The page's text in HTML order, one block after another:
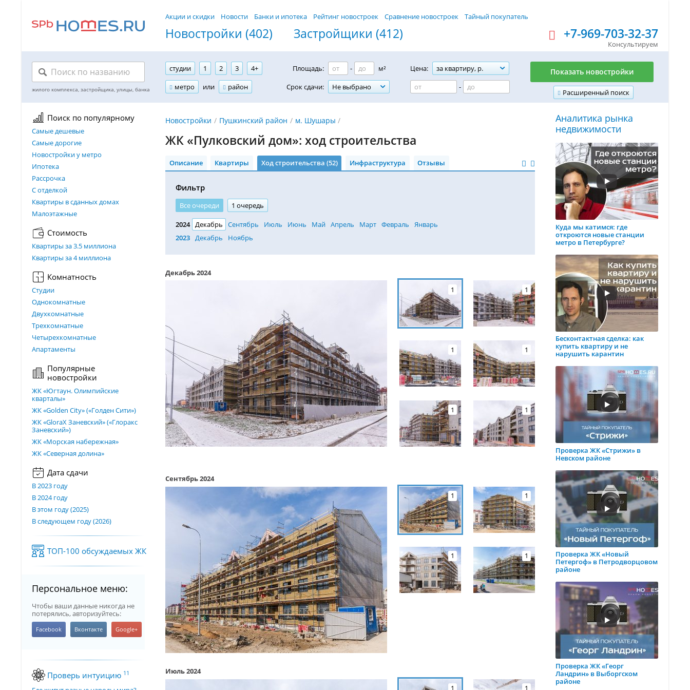
Акции и скидки Новости Банки и ипотека Рейтинг новостроек Сравнение новостроек Тайный покупатель
Новостройки (402) Застройщики (412) +7-969-703-32-37
Консультируем
студии 1 2 3
4+
метро
или район
Площадь: -
м²
Срок сдачи:
Не выбрано
Цена:
за квартиру, р.
-
Расширенный поиск
Показать новостройки
Поиск по популярному
Самые дешевые
Самые дорогие
Новостройки у метро
Ипотека
Рассрочка
С отделкой
Квартиры в сданных домах
Малоэтажные
Стоимость
Квартиры за 3.5 миллиона
Квартиры за 4 миллиона
Комнатность
Студии
Однокомнатные
Двухкомнатные
Трехкомнатные
Четырехкомнатные
Апартаменты
Популярные
новостройки
ЖК «Югтаун. Олимпийские
кварталы»
ЖК «Golden City» («Голден Сити»)
ЖК «GloraX Заневский»​ («Глоракс
Заневский»)
ЖК «Морская набережная»
ЖК «Северная долина»
Дата сдачи
В 2023 году
В 2024 году
В этом году (2025)
В следующем году (2026)
ТОП-100 обсуждаемых ЖК
Персональное меню:
Чтобы ваши данные никогда не
потерялись, авторизуйтесь:
Проверь интуицию 11
Новостройки Пушкинский район м. Шушары
ЖК «Пулковский дом»: ход строительства
Описание Квартиры Ход строительства (52) Инфраструктура Отзывы
Фильтр
Все очереди 1 очередь
2024 Декабрь Сентябрь Июль Июнь Май Апрель Март Февраль
Январь
2023
Декабрь Ноябрь
Декабрь 2024
1
1
1 1
1 1
Сентябрь 2024
1
1
1 1
Июль 2024
1
1
Аналитика рынка
недвижимости
Куда мы катимся: где
откроются новые станции
метро в Петербурге?
Бесконтактная сделка: как
купить квартиру и не
нарушить карантин
Проверка ЖК «Стрижи» в
Невском районе
Проверка ЖК «Новый
Петергоф» в Петродворцовом
районе
Проверка ЖК «Георг
Ландрин» в Выборгском
районе